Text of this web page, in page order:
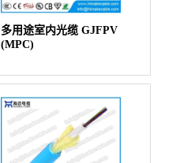
多用途室内光缆 GJFPV
(MPC)